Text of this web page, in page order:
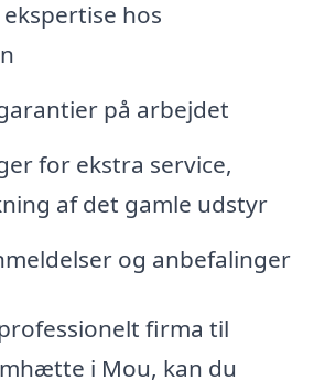
hos
på arbejdet
for ekstra service,
af det gamle udstyr
og anbefalinger
firma til
i Mou, kan du